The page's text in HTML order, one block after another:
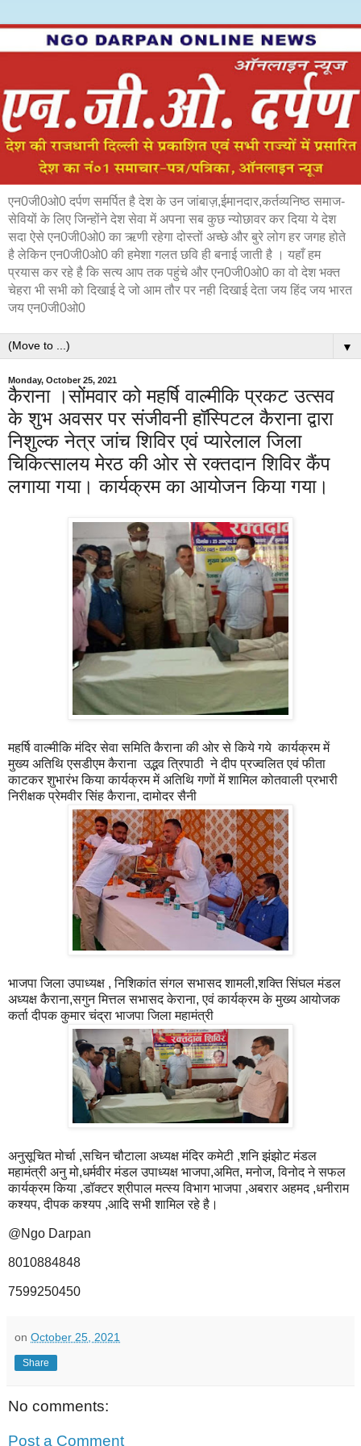
एन0जी0ओ0 दर्पण समर्पित है देश के उन जांबाज़,ईमानदार,कर्तव्यनिष्ठ समाज-
सेवियों के लिए जिन्होंने देश सेवा में अपना सब कुछ न्योछावर कर दिया ये देश
सदा ऐसे एन0जी0ओ0 का ऋणी रहेगा दोस्तों अच्छे और बुरे लोग हर जगह होते
है लेकिन एन0जी0ओ0 की हमेशा गलत छवि ही बनाई जाती है । यहाँ हम
प्रयास कर रहे है कि सत्य आप तक पहुंचे और एन0जी0ओ0 का वो देश भक्त
चेहरा भी सभी को दिखाई दे जो आम तौर पर नही दिखाई देता जय हिंद जय भारत
जय एन0जी0ओ0
▼
Monday, October 25, 2021
कैराना ।सोंमवार को महर्षि वाल्मीकि प्रकट उत्सव
के शुभ अवसर पर संजीवनी हॉस्पिटल कैराना द्वारा
निशुल्क नेत्र जांच शिविर एवं प्यारेलाल जिला
चिकित्सालय मेरठ की ओर से रक्तदान शिविर कैंप
लगाया गया। कार्यक्रम का आयोजन किया गया।
महर्षि वाल्मीकि मंदिर सेवा समिति कैराना की ओर से किये गये कार्यक्रम में
मुख्य अतिथि एसडीएम कैराना उद्भव त्रिपाठी ने दीप प्रज्वलित एवं फीता
काटकर शुभारंभ किया कार्यक्रम में अतिथि गणों में शामिल कोतवाली प्रभारी
निरीक्षक प्रेमवीर सिंह कैराना, दामोदर सैनी
भाजपा जिला उपाध्यक्ष , निशिकांत संगल सभासद शामली,शक्ति सिंघल मंडल
अध्यक्ष कैराना,सगुन मित्तल सभासद केराना, एवं कार्यक्रम के मुख्य आयोजक
कर्ता दीपक कुमार चंद्रा भाजपा जिला महामंत्री
अनुसूचित मोर्चा ,सचिन चौटाला अध्यक्ष मंदिर कमेटी ,शनि झंझोट मंडल
महामंत्री अनु मो,धर्मवीर मंडल उपाध्यक्ष भाजपा,अमित, मनोज, विनोद ने सफल
कार्यक्रम किया ,डॉक्टर श्रीपाल मत्स्य विभाग भाजपा ,अबरार अहमद ,धनीराम
कश्यप, दीपक कश्यप ,आदि सभी शामिल रहे है।
@Ngo Darpan
8010884848
7599250450
on October 25, 2021
Share
No comments:
Post a Comment